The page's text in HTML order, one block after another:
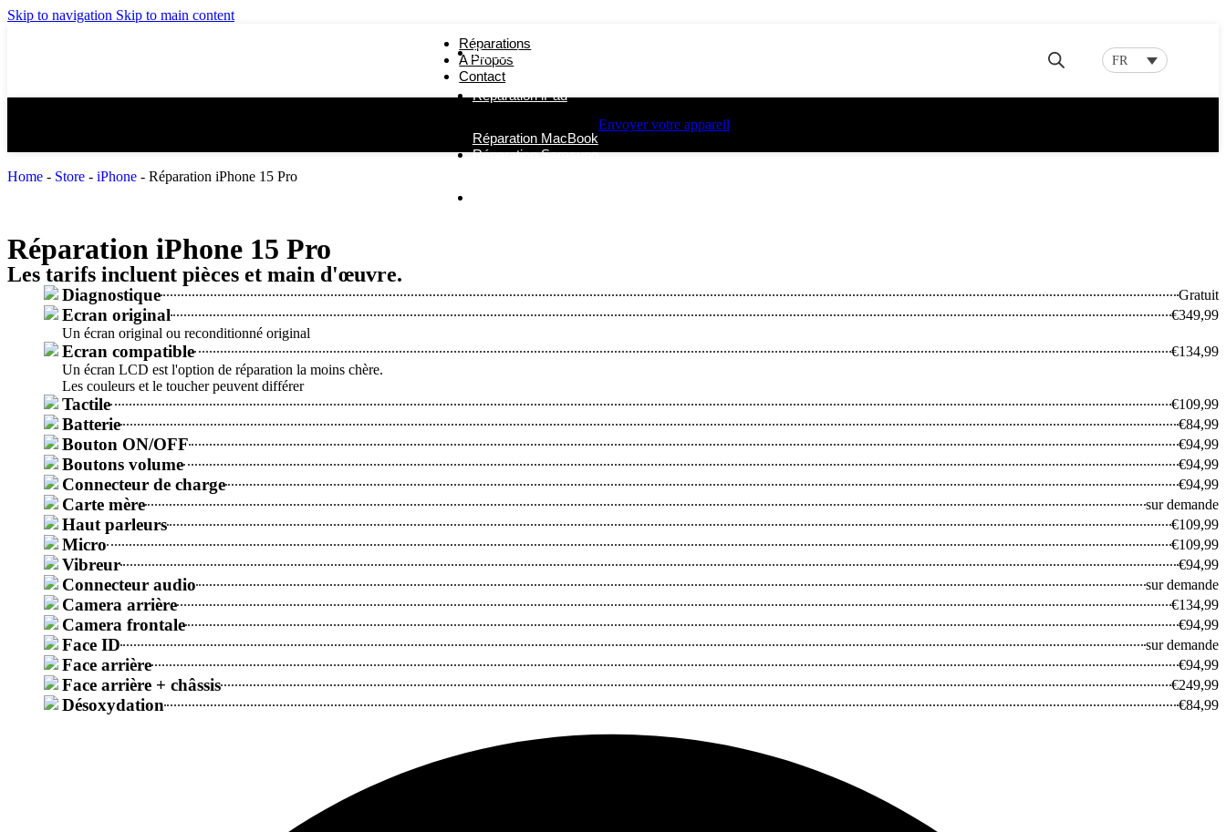
Skip to navigation Skip to main content
Réparations
A Propos
Contact
FR
Réparation iPhone
Réparation iPad
Réparation MacBook
Réparation Samsung
Envoyer votre appareil
Home - Store - iPhone - Réparation iPhone 15 Pro
Réparation iPhone 15 Pro
Les tarifs incluent pièces et main d'œuvre.
Diagnostique Gratuit
Ecran original
€349,99
Un écran original ou reconditionné original
Ecran compatible
€134,99
Un écran LCD est l'option de réparation la moins chère.
Les couleurs et le toucher peuvent différer
Tactile €109,99
Batterie €84,99
Bouton ON/OFF €94,99
Boutons volume €94,99
Connecteur de charge €94,99
Carte mère sur demande
Haut parleurs €109,99
Micro €109,99
Vibreur €94,99
Connecteur audio sur demande
Camera arrière €134,99
Camera frontale €94,99
Face ID sur demande
Face arrière €94,99
Face arrière + châssis €249,99
Désoxydation €84,99